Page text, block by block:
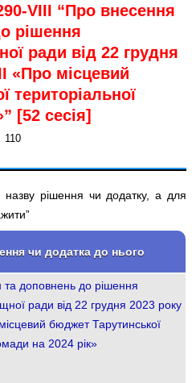
VIII “Про внесення
рішення
ради від 22 грудня
«Про місцевий
територіальної
[52 сесія]
110
рішення чи додатку, а для
чи додатка до нього
та доповнень до рішення
ради від 22 грудня 2023 року
бюджет Тарутинської
на 2024 рік»